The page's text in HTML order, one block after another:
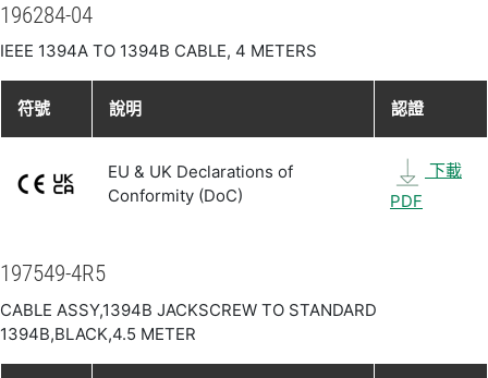
196284-04
IEEE 1394A TO 1394B CABLE, 4 METERS
符號 說明 認證
EU & UK Declarations of
Conformity (DoC)
下載
PDF
197549-4R5
CABLE ASSY,1394B JACKSCREW TO STANDARD
1394B,BLACK,4.5 METER